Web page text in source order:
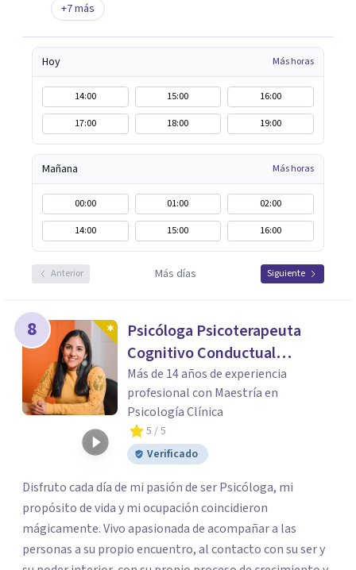
+7más
Hoy Más horas
14:00 15:00
16:00
17:00
18:00 19:00
Mañana Más horas
00:00 01:00
02:00
14:00
15:00 16:00
Anterior Más días Siguiente
8
Psicóloga Psicoterapeuta
Cognitivo Conductual
Elizabeth Diaz
Más de 14 años de experiencia
profesional con Maestría en
Psicología Clínica
5 / 5
Verificado
Disfruto cada día de mi pasión de ser Psicóloga, mi
propósito de vida y mi ocupación coincidieron
mágicamente. Vivo apasionada de acompañar a las
personas a su propio encuentro, al contacto con su ser y